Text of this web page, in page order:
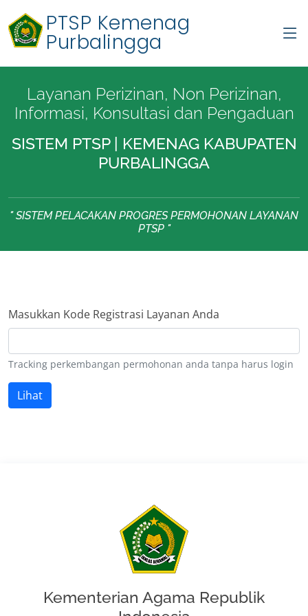
PTSP Kemenag
Purbalingga
Layanan Perizinan, Non Perizinan,
Informasi, Konsultasi dan Pengaduan
SISTEM PTSP | KEMENAG KABUPATEN
PURBALINGGA
" SISTEM PELACAKAN PROGRES PERMOHONAN LAYANAN
PTSP "
Masukkan Kode Registrasi Layanan Anda
Tracking perkembangan permohonan anda tanpa harus login
Lihat
Kementerian Agama Republik